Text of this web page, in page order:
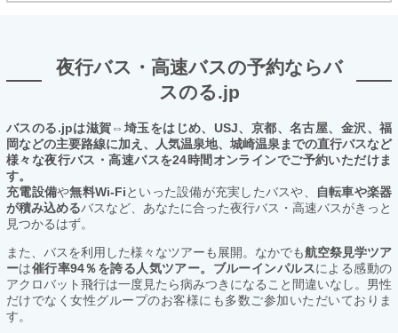
夜行バス・高速バスの予約ならバ
スのる.jp
バスのる.jpは滋賀⇔埼玉をはじめ、USJ、京都、名古屋、金沢、福
岡などの主要路線に加え、人気温泉地、城崎温泉までの直行バスなど
様々な夜行バス・高速バスを24時間オンラインでご予約いただけま
す。
充電設備や無料Wi-Fiといった設備が充実したバスや、
自転車や楽器
が積み込めるバスなど、あなたに合った夜行バス・高速バスがきっと
見つかるはず。
また、バスを利用した様々なツアーも展開。なかでも航空祭見学ツア
ーは催行率94％を誇る人気ツアー。ブルーインパルスによる感動の
アクロバット飛行は一度見たら病みつきになること間違いなし。男性
だけでなく女性グループのお客様にも多数ご参加いただいておりま
す。